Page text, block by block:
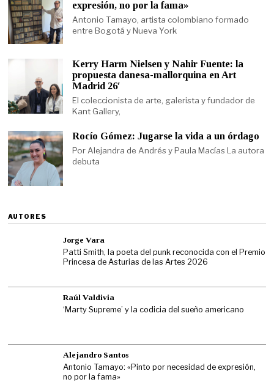
expresión, no por la fama»
Antonio Tamayo, artista colombiano formado
entre Bogotá y Nueva York
Kerry Harm Nielsen y Nahir Fuente: la
propuesta danesa-mallorquina en Art
Madrid 26′
El coleccionista de arte, galerista y fundador de
Kant Gallery,
Rocío Gómez: Jugarse la vida a un órdago
Por Alejandra de Andrés y Paula Macías La autora
debuta
AUTORES
Jorge Vara
Patti Smith, la poeta del punk reconocida con el Premio
Princesa de Asturias de las Artes 2026
Raúl Valdivia
‘Marty Supreme’ y la codicia del sueño americano
Alejandro Santos
Antonio Tamayo: «Pinto por necesidad de expresión,
no por la fama»